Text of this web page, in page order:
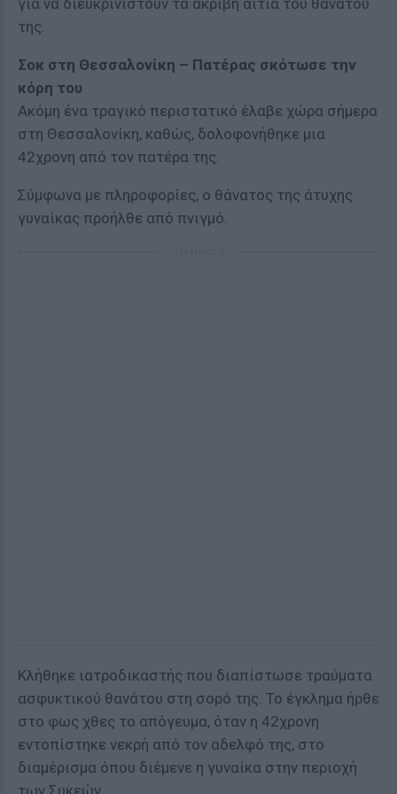
για να διευκρινιστούν τα ακριβή αίτια του θανάτου
της.
Σοκ στη Θεσσαλονίκη – Πατέρας σκότωσε την
κόρη του
Ακόμη ένα τραγικό περιστατικό έλαβε χώρα σήμερα
στη Θεσσαλονίκη, καθώς, δολοφονήθηκε μια
42χρονη από τον πατέρα της.
Σύμφωνα με πληροφορίες, ο θάνατος της άτυχης
γυναίκας προήλθε από πνιγμό.
Κλήθηκε ιατροδικαστής που διαπίστωσε τραύματα
ασφυκτικού θανάτου στη σορό της. Το έγκλημα ήρθε
στο φως χθες το απόγευμα, όταν η 42χρονη
εντοπίστηκε νεκρή από τον αδελφό της, στο
διαμέρισμα όπου διέμενε η γυναίκα στην περιοχή
των Συκεών.